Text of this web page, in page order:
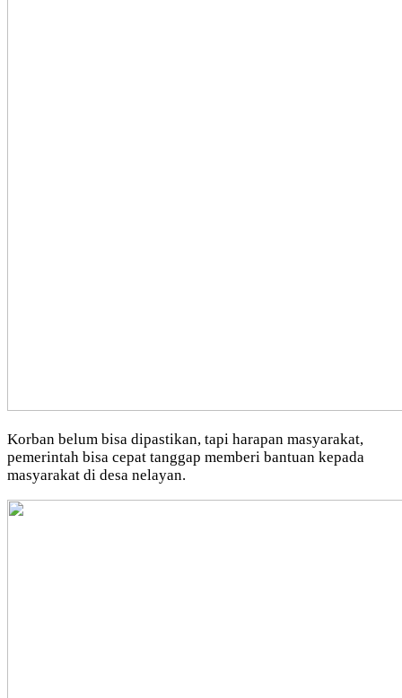
Korban belum bisa dipastikan, tapi harapan masyarakat,
pemerintah bisa cepat tanggap memberi bantuan kepada
masyarakat di desa nelayan.